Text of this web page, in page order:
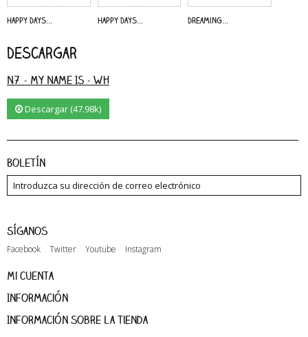
Happy Days... Happy Days... Dreaming...
Descargar
N7 - My Name Is - Wh
Descargar (47.98k)
Boletín
Síganos
Facebook Twitter Youtube Instagram
Mi cuenta
Información
Información sobre la tienda